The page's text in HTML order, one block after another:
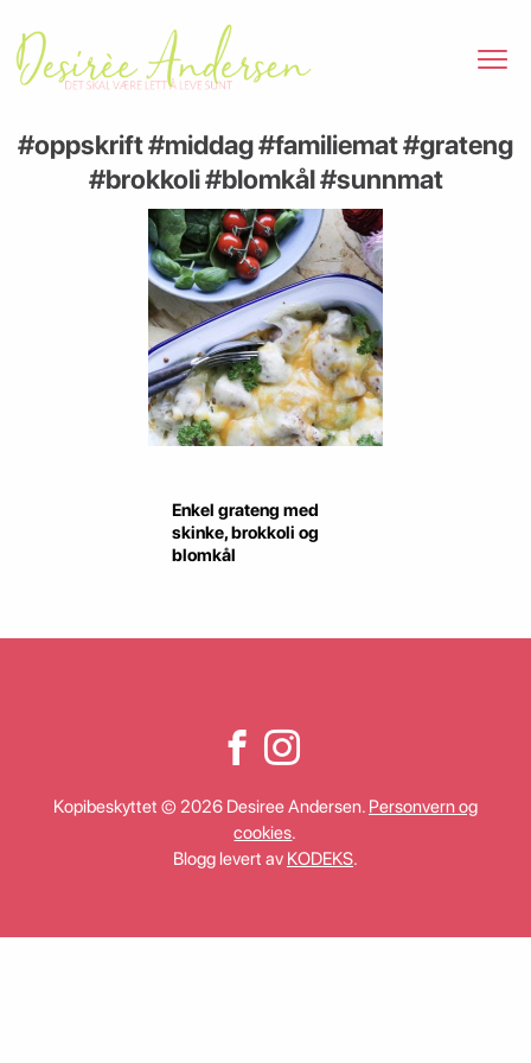
#oppskrift #middag #familiemat #grateng
#brokkoli #blomkål #sunnmat
Enkel grateng med
skinke, brokkoli og
blomkål
Kopibeskyttet © 2026 Desiree Andersen. Personvern og
cookies.
Blogg levert av KODEKS.